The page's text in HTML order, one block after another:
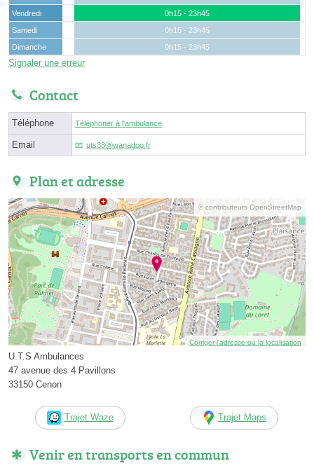
Vendredi
0h15 - 23h45
Samedi
0h15 - 23h45
Dimanche
0h15 - 23h45
Signaler une erreur
Contact
Téléphone Téléphoner à l'ambulance
Email uts33ⓐwanadoo.fr
Plan et adresse
© contributeurs OpenStreetMap
Corriger l’adresse ou la localisation
U.T.S Ambulances
47 avenue des 4 Pavillons
33150 Cenon
Trajet Waze Trajet Maps
Venir en transports en commun